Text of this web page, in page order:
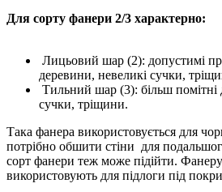
Для сорту фанери 2/3 характерно:
Лицьовий шар (2): допустимі
деревини, невеликі сучки,
Тильний шар (3): більш помітні
сучки, тріщини.
Така фанера використовується для
потрібно обшити стіни для
сорт фанери теж може підійти.
використовують для підлоги під